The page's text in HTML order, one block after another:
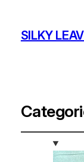
SILKY